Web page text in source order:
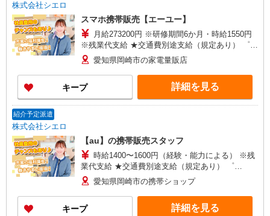
株式会社シエロ
スマホ携帯販売【エーユー】
月給273200円 ※研修期間6か月・時給1550円
※残業代支給 ★交通費別途支給（規定あり） ゜
+゜・。○。・゜+゜・。○。・゜+゜ 入社祝い金10
万円支給(規定有) お友達を紹介頂くと, インセンテ
ィブ支給(規定有) ゜・。○。・゜+゜・。○。・゜
+゜
愛知県岡崎市の家電量販店
キープ 詳細を見る
紹介予定派遣
株式会社シエロ
【au】の携帯販売スタッフ
時給1400〜1600円（経験・能力による） ※残
業代支給 ★交通費別途支給（規定あり） ゜
+゜・。○。・゜+゜・。○。・゜+゜ 入社祝い金10
万円支給(規定有) お友達を紹介頂くと, インセンテ
ィブ支給(規定有) ★月2回払い・週払い可能（規程
有）★ ゜・。○。・゜+゜・。○。・゜+゜
愛知県岡崎市の携帯ショップ
キープ 詳細を見る